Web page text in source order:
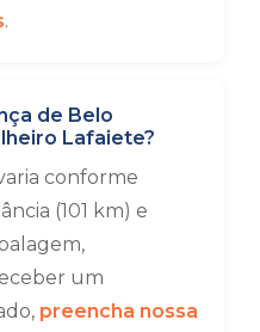
.
de Belo
Lafaiete?
conforme
(101 km) e
um
preencha nossa